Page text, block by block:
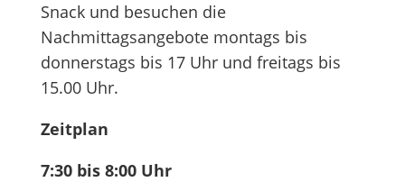
Snack und besuchen die
Nachmittagsangebote montags bis
donnerstags bis 17 Uhr und freitags bis
15.00 Uhr.
Zeitplan
7:30 bis 8:00 Uhr